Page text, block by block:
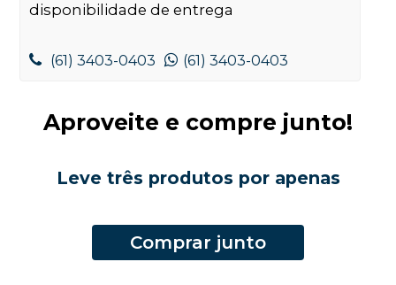
disponibilidade de entrega
(61) 3403-0403 (61) 3403-0403
Aproveite e compre junto!
Leve três produtos por apenas
Comprar junto